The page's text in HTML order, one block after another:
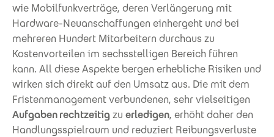
wie Mobilfunkverträge, deren Verlängerung mit
Hardware-Neuanschaffungen einhergeht und bei
mehreren Hundert Mitarbeitern durchaus zu
Kostenvorteilen im sechsstelligen Bereich führen
kann. All diese Aspekte bergen erhebliche Risiken und
wirken sich direkt auf den Umsatz aus. Die mit dem
Fristenmanagement verbundenen, sehr vielseitigen
Aufgaben rechtzeitigzu erledigen, erhöht daher den
Handlungsspielraum und reduziert Reibungsverluste